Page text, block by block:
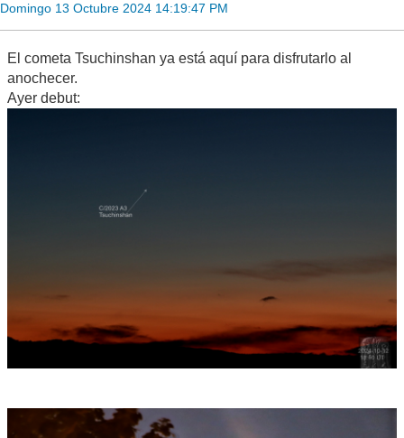
Domingo 13 Octubre 2024 14:19:47 PM
El cometa Tsuchinshan ya está aquí para disfrutarlo al
anochecer.
Ayer debut: